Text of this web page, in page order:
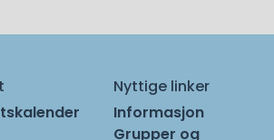
Nyttige linker
Informasjon
Grupper og